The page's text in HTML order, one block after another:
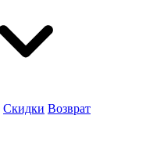
Скидки Возврат